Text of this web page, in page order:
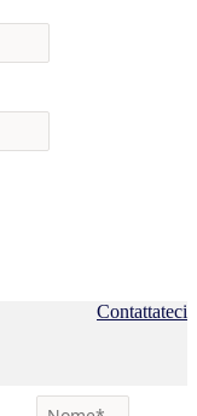
Contattateci